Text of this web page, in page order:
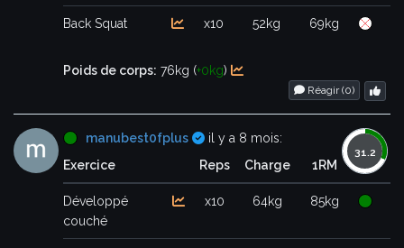
Back Squat x10 52kg 69kg
Poids de corps: 76kg (+0kg)
Réagir (0)
manubest0fplus Certifié
il y a 8 mois:
Exercice
Reps Charge 1RM
Développé
couché
x10 64kg 85kg